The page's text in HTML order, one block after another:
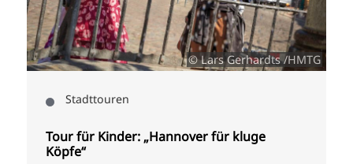
© Lars Gerhardts /HMTG
Stadttouren
Tour für Kinder: „Hannover für kluge
Köpfe“